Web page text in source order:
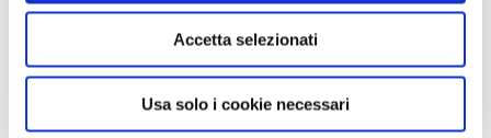
Accetta selezionati
Usa solo i cookie necessari